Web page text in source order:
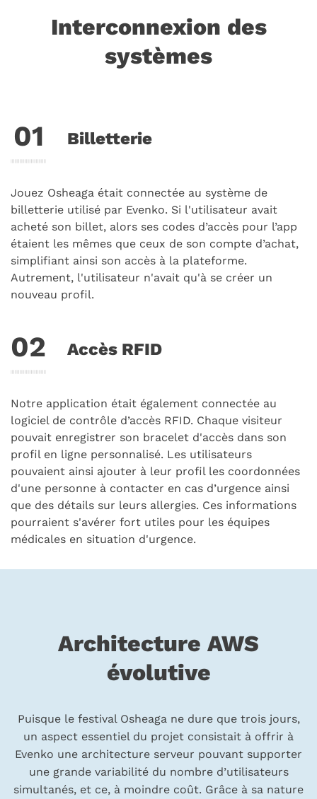
Interconnexion des
systèmes
Billetterie
Jouez Osheaga était connectée au système de
billetterie utilisé par Evenko. Si l'utilisateur avait
acheté son billet, alors ses codes d’accès pour l’app
étaient les mêmes que ceux de son compte d’achat,
simplifiant ainsi son accès à la plateforme.
Autrement, l'utilisateur n'avait qu'à se créer un
nouveau profil.
Accès RFID
Notre application était également connectée au
logiciel de contrôle d’accès RFID. Chaque visiteur
pouvait enregistrer son bracelet d'accès dans son
profil en ligne personnalisé. Les utilisateurs
pouvaient ainsi ajouter à leur profil les coordonnées
d'une personne à contacter en cas d’urgence ainsi
que des détails sur leurs allergies. Ces informations
pourraient s'avérer fort utiles pour les équipes
médicales en situation d'urgence.
Architecture AWS
évolutive
Puisque le festival Osheaga ne dure que trois jours,
un aspect essentiel du projet consistait à offrir à
Evenko une architecture serveur pouvant supporter
une grande variabilité du nombre d’utilisateurs
simultanés, et ce, à moindre coût. Grâce à sa nature